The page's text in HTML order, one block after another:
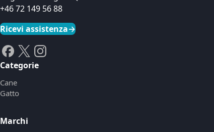
+46 72 149 56 88
Ricevi assistenza→
Categorie
Cane
Gatto
Marchi